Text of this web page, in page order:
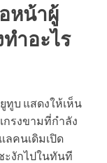
หน้าผู้
ำอะไร
ทูบ แสดงให้เห็น
กรงขามที่กำลัง
ลคนเดิมเปิด
ะงักไปในทันที